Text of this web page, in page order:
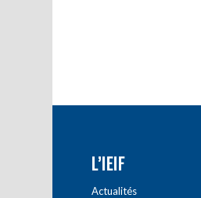
L’IEIF
Actualités